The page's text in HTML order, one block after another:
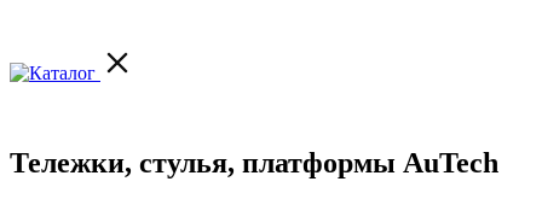
Тележки, стулья, платформы AuTech